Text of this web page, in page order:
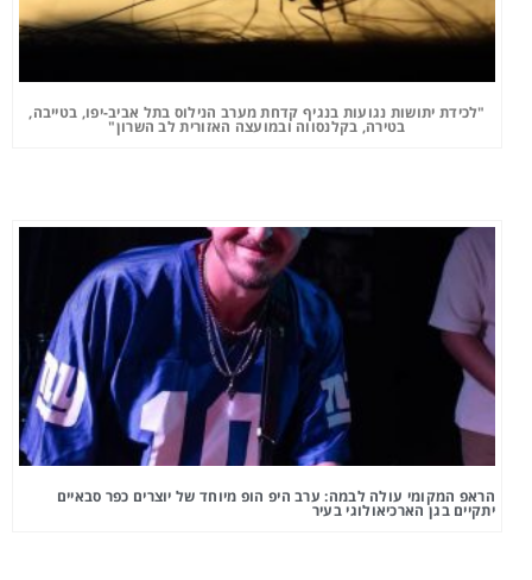
"לכידת יתושות נגועות בנגיף קדחת מערב הנילוס בתל אביב-יפו, בטייבה,
בטירה, בקלנסווה ובמועצה האזורית לב השרון"
הראפ המקומי עולה לבמה: ערב היפ הופ מיוחד של יוצרים כפר סבאיים
יתקיים בגן הארכיאולוגי בעיר